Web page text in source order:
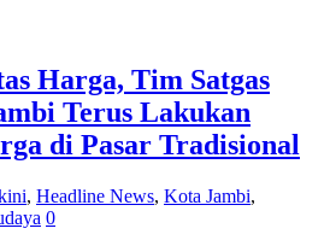
Harga, Tim Satgas
Terus Lakukan
di Pasar Tradisional
, Headline News, Kota Jambi,
0